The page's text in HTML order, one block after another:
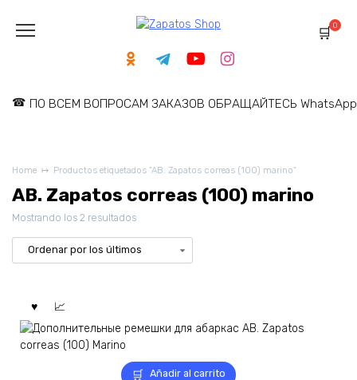
content
ПО ВСЕМ ВОПРОСАМ ЗАКАЗОВ ОБРАЩАЙТЕСЬ
0
Home Productos etiquetados “AB. Zapatos correas (100) marino”
AB. Zapatos correas (100) marino
Mostrando los 2 resultadosOrdenado
los
últimos
Añadir al carrito